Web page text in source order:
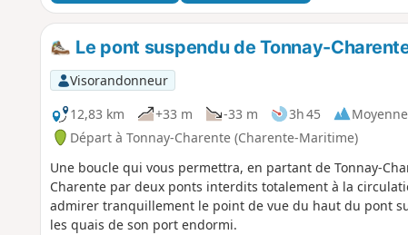
Le pont suspendu de Tonnay-
Visorandonneur
12,83 km
+33 m -33 m 3h 45
Moyenne
Départ à Tonnay-Charente (Charente-Maritime)
Une boucle qui vous permettra, en partant de Tonnay-
Charente par deux ponts interdits totalement à la
admirer tranquillement le point de vue du haut du pont
les quais de son port endormi.